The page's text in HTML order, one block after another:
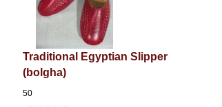
Traditional Egyptian Slipper
(bolgha)
50